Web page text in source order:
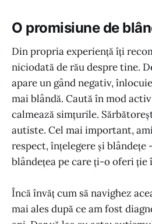
O promisiune de
Din propria experiență îți
niciodată de rău despre tine.
apare un gând negativ,
mai blândă. Caută în mod
calmează simțurile.
autiste. Cel mai important,
respect, înțelegere și blândețe
blândețea pe care ți-o oferi ție
Încă învăț cum să navighez
mai ales după ce am fost